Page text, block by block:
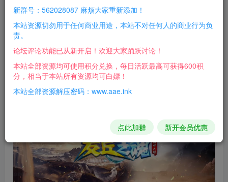
游戏介绍：
默认安装D盘 路径D:\MirServer
解压即可畅玩！！！
游戏截图：
新群号：562028087 麻烦大家重新添加！
本站资源切勿用于任何商业用途，本站不对任何人的商业行为负
责。
论坛评论功能已从新开启！欢迎大家踊跃讨论！
本站全部资源均可使用积分兑换，每日活跃最高可获得600积
分，相当于本站所有资源均可白嫖！
本站全部资源解压密码：www.aae.ink
点此加群 新开会员优惠